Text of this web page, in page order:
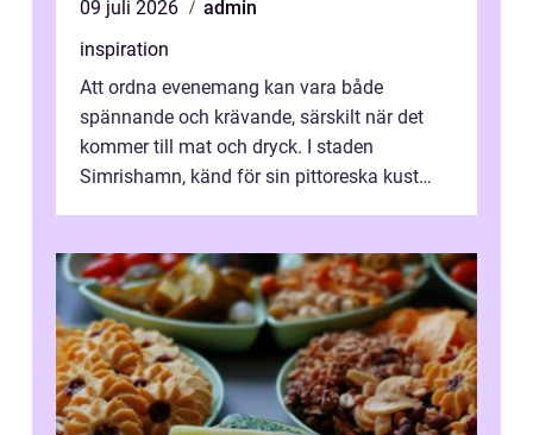
09 juli 2026
admin
inspiration
Att ordna evenemang kan vara både
spännande och krävande, särskilt när det
kommer till mat och dryck. I staden
Simrishamn, känd för sin pittoreska kust